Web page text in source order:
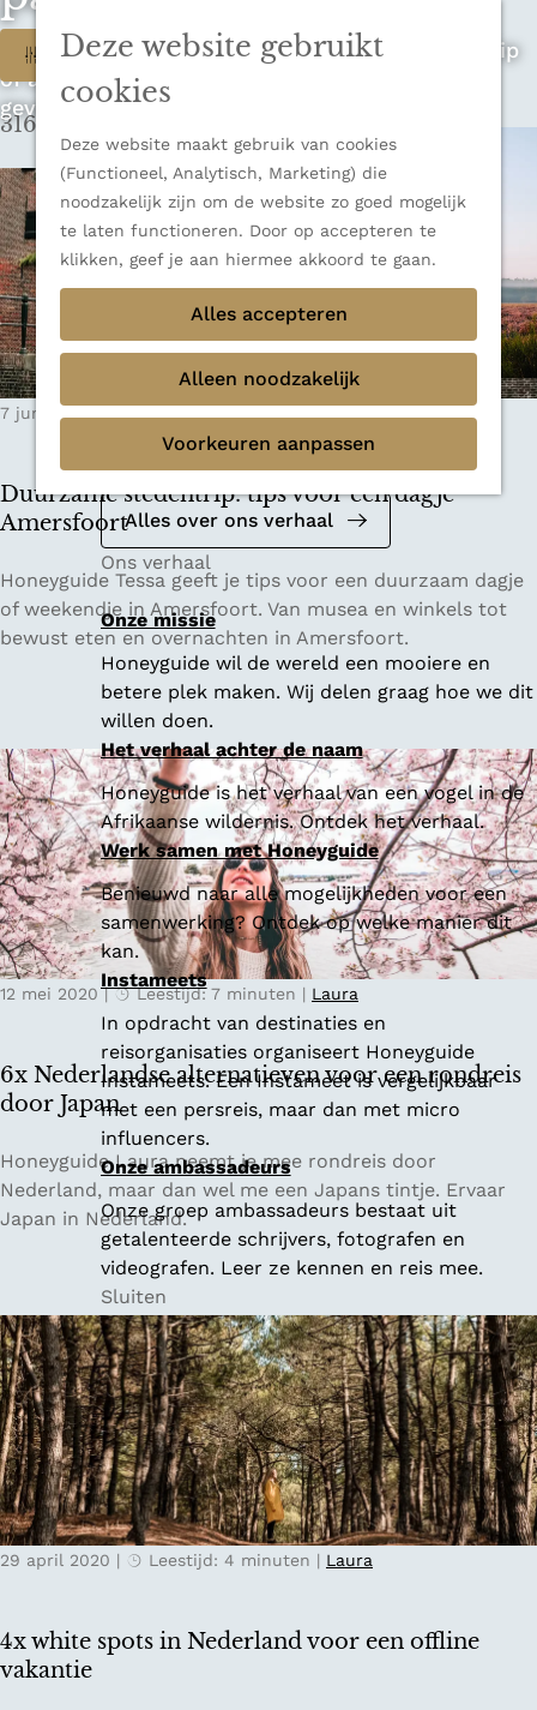
Deze website gebruikt
cookies
Deze website maakt gebruik van cookies
(Functioneel, Analytisch, Marketing) die
noodzakelijk zijn om de website zo goed mogelijk
te laten functioneren. Door op accepteren te
klikken, geef je aan hiermee akkoord te gaan.
Alles accepteren
Alleen noodzakelijk
Voorkeuren aanpassen
n
a
r
e
h
o
m
e
p
a
g
e
u
Thema's
Verborgen parels
Mediakit 2026
Bekijk de mediakit en ontdek de
mogelijkheden om samen te werken.
Alles over ons verhaal
Ons verhaal
Onze missie
Honeyguide wil de wereld een mooiere en
betere plek maken. Wij delen graag hoe we dit
willen doen.
Het verhaal achter de naam
Honeyguide is het verhaal van een vogel in de
Afrikaanse wildernis. Ontdek het verhaal.
Werk samen met Honeyguide
Benieuwd naar alle mogelijkheden voor een
samenwerking? Ontdek op welke manier dit
kan.
Instameets
In opdracht van destinaties en
reisorganisaties organiseert Honeyguide
Instameets. Een Instameet is vergelijkbaar
met een persreis, maar dan met micro
influencers.
Onze ambassadeurs
Onze groep ambassadeurs bestaat uit
getalenteerde schrijvers, fotografen en
videografen. Leer ze kennen en reis mee.
Sluiten
Op zoek naar de ultieme rondreis, een stedentrip
of avontuur in de natuur? Onze Honeyguides
geven je alle inspiratie.
W
a
t
z
o
e
k
j
e
Filter
316 t/m 324 van 348 resultaten
Duurzame stedentrip: tips voor een dagje
Amersfoort
7 juni 2020
D
u
u
m
e
s
t
e
d
e
n
t
p
:
i
p
s
r
e
e
n
d
a
g
j
e
e
r
Honeyguide Tessa geeft je tips voor een duurzaam dagje
of weekendje in Amersfoort. Van musea en winkels tot
bewust eten en overnachten in Amersfoort.
6x Nederlandse alternatieven voor een rondreis
door Japan
12 mei 2020 | Leestijd: 7 minuten | Laura
6
x
N
r
l
a
n
d
s
e
a
l
r
n
Honeyguide Laura neemt je mee rondreis door
Nederland, maar dan wel me een Japans tintje. Ervaar
Japan in Nederland.
4x white spots in Nederland voor een offline
vakantie
29 april 2020 | Leestijd: 4 minuten | Laura